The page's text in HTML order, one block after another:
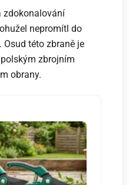
zdokonalování
nepromítl do
Osud této zbraně je
zbrojním
obrany.